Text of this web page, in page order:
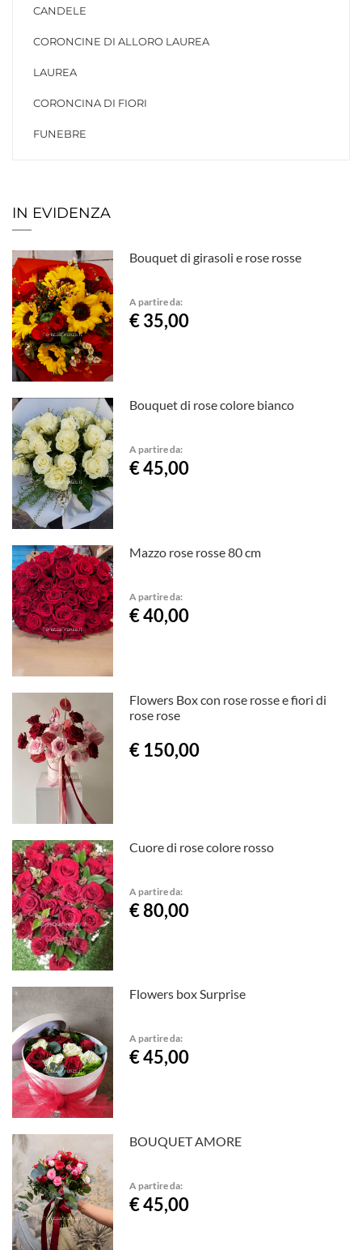
CANDELE
CORONCINE DI ALLORO LAUREA
LAUREA
CORONCINA DI FIORI
FUNEBRE
IN EVIDENZA
Bouquet di girasoli e rose rosse
A partire da:
€ 35,00
Bouquet di rose colore bianco
A partire da:
€ 45,00
Mazzo rose rosse 80 cm
A partire da:
€ 40,00
Flowers Box con rose rosse e fiori di
rose rose
€ 150,00
Cuore di rose colore rosso
A partire da:
€ 80,00
Flowers box Surprise
A partire da:
€ 45,00
BOUQUET AMORE
A partire da:
€ 45,00